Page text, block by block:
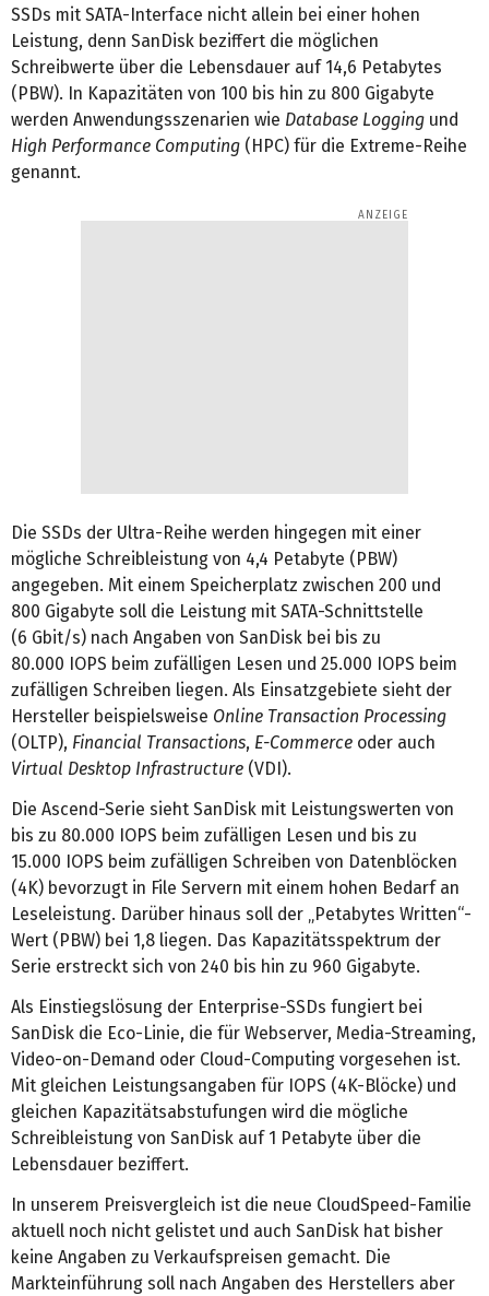
SSDs mit SATA-Interface nicht allein bei einer hohen
Leistung, denn SanDisk beziffert die möglichen
Schreibwerte über die Lebensdauer auf 14,6 Petabytes
(PBW). In Kapazitäten von 100 bis hin zu 800 Gigabyte
werden Anwendungsszenarien wie Database Logging und
High Performance Computing (HPC) für die Extreme-Reihe
genannt.
Die SSDs der Ultra-Reihe werden hingegen mit einer
mögliche Schreibleistung von 4,4 Petabyte (PBW)
angegeben. Mit einem Speicherplatz zwischen 200 und
800 Gigabyte soll die Leistung mit SATA-Schnittstelle
(6 Gbit/s) nach Angaben von SanDisk bei bis zu
80.000 IOPS beim zufälligen Lesen und 25.000 IOPS beim
zufälligen Schreiben liegen. Als Einsatzgebiete sieht der
Hersteller beispielsweise Online Transaction Processing
(OLTP), Financial Transactions, E-Commerce oder auch
Virtual Desktop Infrastructure (VDI).
Die Ascend-Serie sieht SanDisk mit Leistungswerten von
bis zu 80.000 IOPS beim zufälligen Lesen und bis zu
15.000 IOPS beim zufälligen Schreiben von Datenblöcken
(4K) bevorzugt in File Servern mit einem hohen Bedarf an
Leseleistung. Darüber hinaus soll der „Petabytes Written“-
Wert (PBW) bei 1,8 liegen. Das Kapazitätsspektrum der
Serie erstreckt sich von 240 bis hin zu 960 Gigabyte.
Als Einstiegslösung der Enterprise-SSDs fungiert bei
SanDisk die Eco-Linie, die für Webserver, Media-Streaming,
Video-on-Demand oder Cloud-Computing vorgesehen ist.
Mit gleichen Leistungsangaben für IOPS (4K-Blöcke) und
gleichen Kapazitätsabstufungen wird die mögliche
Schreibleistung von SanDisk auf 1 Petabyte über die
Lebensdauer beziffert.
In unserem Preisvergleich ist die neue CloudSpeed-Familie
aktuell noch nicht gelistet und auch SanDisk hat bisher
keine Angaben zu Verkaufspreisen gemacht. Die
Markteinführung soll nach Angaben des Herstellers aber